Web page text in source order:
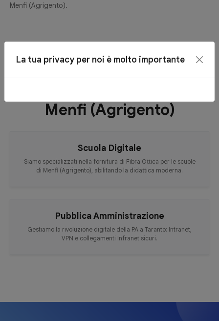
Menfi (Agrigento).
Menfi (Agrigento)
Scuola Digitale
Siamo specializzati nella fornitura di Fibra Ottica per le scuole
di Menfi (Agrigento), abilitando la didattica moderna.
Pubblica Amministrazione
Gestiamo la rivoluzione digitale della PA a Taranto: Intranet,
VPN e collegamenti Infranet sicuri.
La tua privacy per noi è molto importante